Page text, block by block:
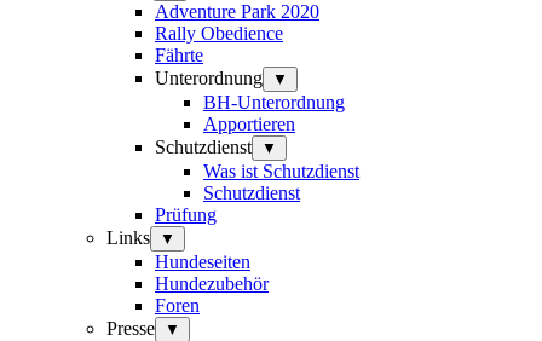
Adventure Park 2020
Rally Obedience
Fährte
Unterordnung
▼
BH-Unterordnung
Apportieren
Schutzdienst
▼
Was ist Schutzdienst
Schutzdienst
Prüfung
Links
▼
Hundeseiten
Hundezubehör
Foren
Presse
▼